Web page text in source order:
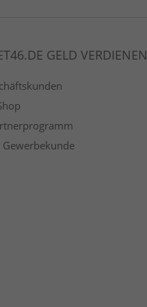
GELD VERDIENEN
Gewerbekunde